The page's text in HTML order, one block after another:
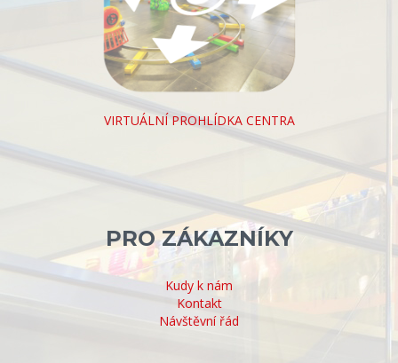
VIRTUÁLNÍ PROHLÍDKA CENTRA
PRO ZÁKAZNÍKY
Kudy k nám
Kontakt
Návštěvní řád